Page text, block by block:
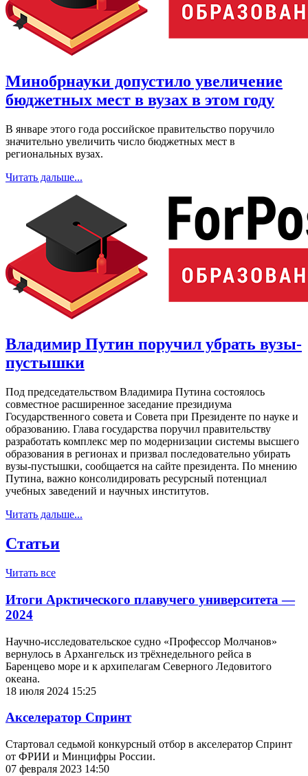
Минобрнауки допустило увеличение
бюджетных мест в вузах в этом году
В январе этого года российское правительство поручило
значительно увеличить число бюджетных мест в
региональных вузах.
Читать дальше...
Владимир Путин поручил убрать вузы-
пустышки
Под председательством Владимира Путина состоялось
совместное расширенное заседание президиума
Государственного совета и Совета при Президенте по науке и
образованию. Глава государства поручил правительству
разработать комплекс мер по модернизации системы высшего
образования в регионах и призвал последовательно убирать
вузы-пустышки, сообщается на сайте президента. По мнению
Путина, важно консолидировать ресурсный потенциал
учебных заведений и научных институтов.
Читать дальше...
Статьи
Читать все
Итоги Арктического плавучего университета —
2024
Научно-исследовательское судно «Профессор Молчанов»
вернулось в Архангельск из трёхнедельного рейса в
Баренцево море и к архипелагам Северного Ледовитого
океана.
18 июля 2024 15:25
Акселератор Спринт
Стартовал седьмой конкурсный отбор в акселератор Спринт
от ФРИИ и Минцифры России.
07 февраля 2023 14:50